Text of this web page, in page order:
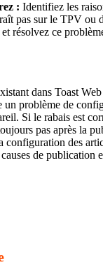
: Identifiez les
pas sur le TPV ou
résolvez ce
dans Toast
un problème de
Si le rabais est
pas après la
configuration des
de publication